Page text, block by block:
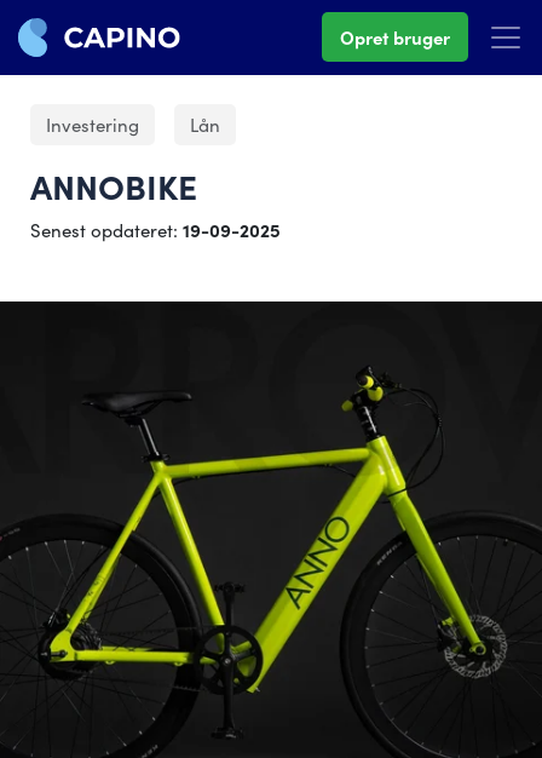
Opret bruger
Investering Lån
ANNOBIKE
Senest opdateret: 19-09-2025